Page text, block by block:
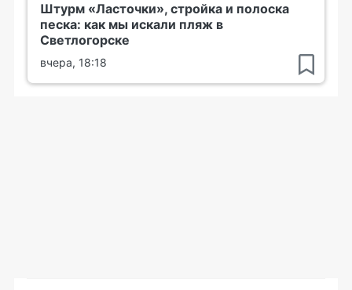
Штурм «Ласточки», стройка и полоска
песка: как мы искали пляж в
Светлогорске
вчера, 18:18